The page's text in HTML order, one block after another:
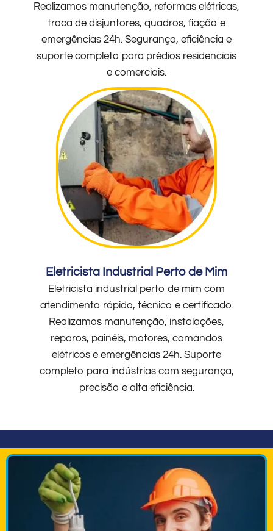
Realizamos manutenção, reformas elétricas,
troca de disjuntores, quadros, fiação e
emergências 24h. Segurança, eficiência e
suporte completo para prédios residenciais
e comerciais.
Eletricista Industrial Perto de Mim
Eletricista industrial perto de mim com
atendimento rápido, técnico e certificado.
Realizamos manutenção, instalações,
reparos, painéis, motores, comandos
elétricos e emergências 24h. Suporte
completo para indústrias com segurança,
precisão e alta eficiência.